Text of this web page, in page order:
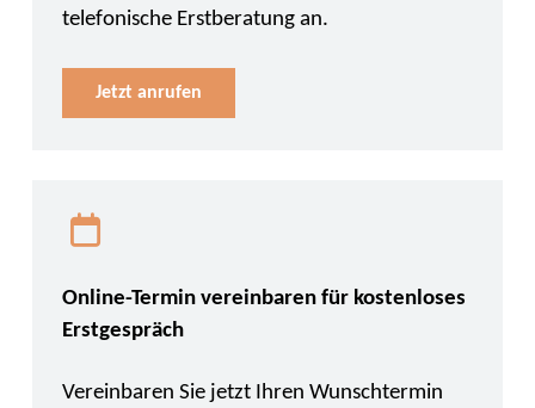
telefonische Erstberatung an.
Jetzt anrufen
Online-Termin vereinbaren für kostenloses
Erstgespräch
Vereinbaren Sie jetzt Ihren Wunschtermin